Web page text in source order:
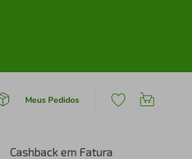
Meus Pedidos
Cashback em Fatura